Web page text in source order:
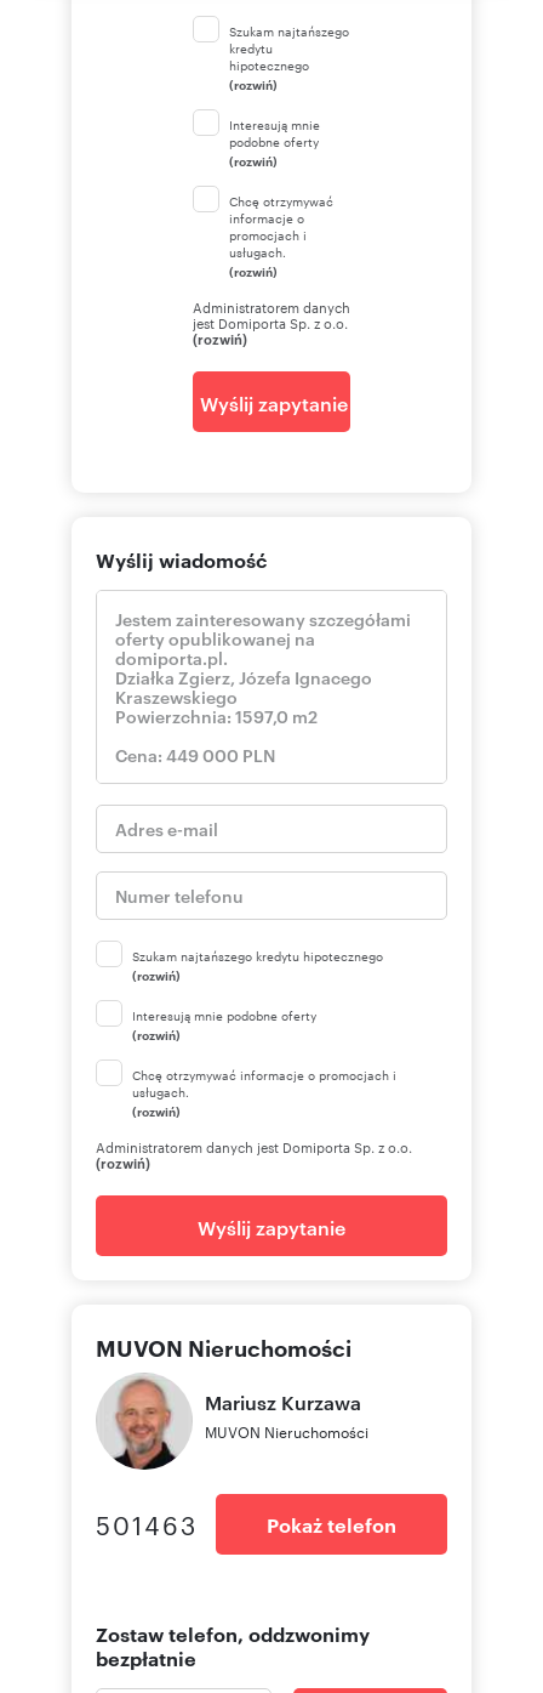
Numer oferty: 1868/13397/OGS
Szukam najtańszego
kredytu
hipotecznego
(rozwiń)
Interesują mnie
podobne oferty
(rozwiń)
Chcę otrzymywać
informacje o
promocjach i
usługach.
(rozwiń)
Administratorem danych
jest Domiporta Sp. z o.o.
(rozwiń)
Wyślij zapytanie
Wyślij wiadomość
Szukam najtańszego kredytu hipotecznego
(rozwiń)
Interesują mnie podobne oferty
(rozwiń)
Chcę otrzymywać informacje o promocjach i
usługach.
(rozwiń)
Administratorem danych jest Domiporta Sp. z o.o.
(rozwiń)
Wyślij zapytanie
MUVON Nieruchomości
Mariusz Kurzawa
MUVON Nieruchomości
501463 Pokaż telefon
Zostaw telefon, oddzwonimy
bezpłatnie